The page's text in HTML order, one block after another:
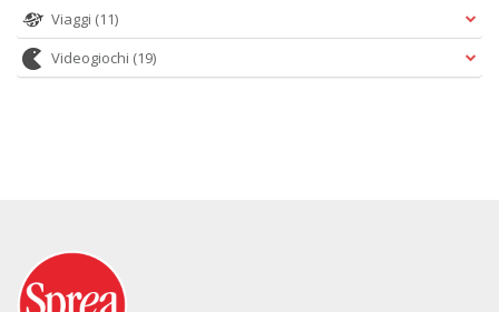
Viaggi (11)
Videogiochi (19)